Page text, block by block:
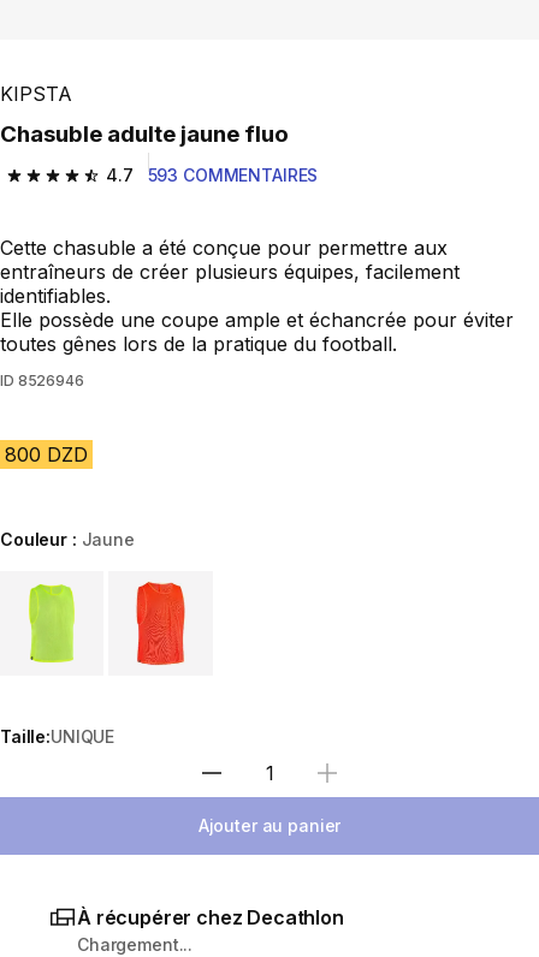
KIPSTA
Chasuble adulte jaune fluo
4.7
4.7 out of 5 stars from 593 reviews
593 COMMENTAIRES
Cette chasuble a été conçue pour permettre aux
entraîneurs de créer plusieurs équipes, facilement
identifiables.
Elle possède une coupe ample et échancrée pour éviter
toutes gênes lors de la pratique du football.
ID 8526946
800 DZD
Couleur : Jaune
Choose a variant
Taille:UNIQUE
Sélectionnez la quantité
Ajouter au panier
À récupérer chez Decathlon
Chargement...